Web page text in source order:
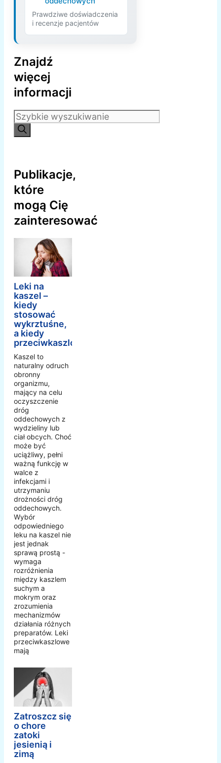
Prawdziwe doświadczenia
i recenzje pacjentów
Znajdź
więcej
informacji
Szukaj:
Publikacje,
które
mogą Cię
zainteresować
Leki na
kaszel –
kiedy
stosować
wykrztuśne,
a kiedy
przeciwkaszlowe?
Kaszel to
naturalny odruch
obronny
organizmu,
mający na celu
oczyszczenie
dróg
oddechowych z
wydzieliny lub
ciał obcych. Choć
może być
uciążliwy, pełni
ważną funkcję w
walce z
infekcjami i
utrzymaniu
drożności dróg
oddechowych.
Wybór
odpowiedniego
leku na kaszel nie
jest jednak
sprawą prostą -
wymaga
rozróżnienia
między kaszlem
suchym a
mokrym oraz
zrozumienia
mechanizmów
działania różnych
preparatów. Leki
przeciwkaszlowe
mają
Zatroszcz się
o chore
zatoki
jesienią i
zimą